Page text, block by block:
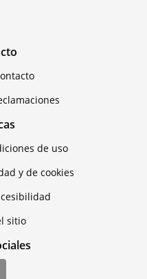
de uso
y de cookies
sitio